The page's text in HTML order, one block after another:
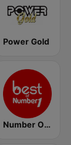
Power Gold
Number One Best of